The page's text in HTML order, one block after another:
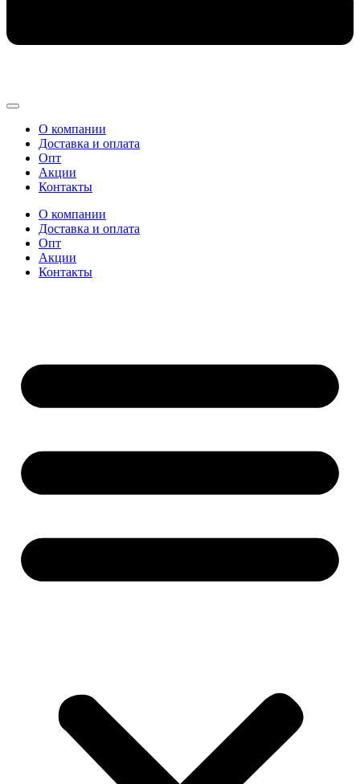
О компании
Доставка и оплата
Опт
Акции
Контакты
О компании
Доставка и оплата
Опт
Акции
Контакты